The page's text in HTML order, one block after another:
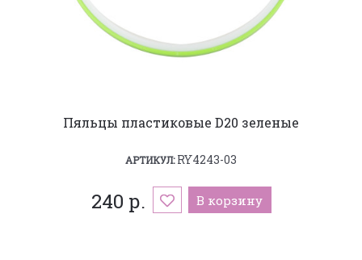
Пяльцы пластиковые D20 зеленые
АРТИКУЛ:RY4243-03
240 р. В корзину